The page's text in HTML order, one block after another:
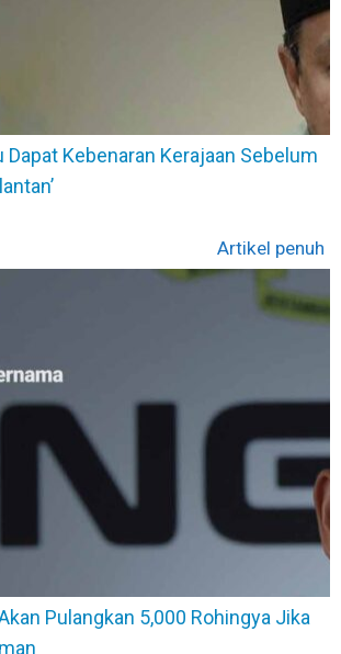
Dapat Kebenaran Kerajaan Sebelum
Artikel penuh
Pulangkan 5,000 Rohingya Jika